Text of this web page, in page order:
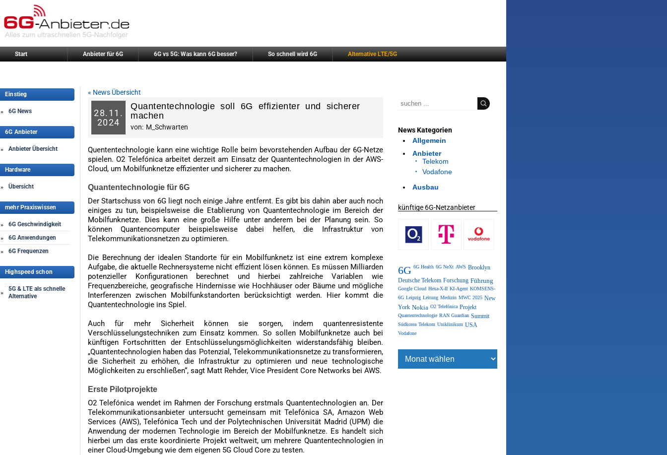
Start Anbieter für 6G 6G vs 5G: Was kann 6G besser? So schnell wird 6G Alternative LTE/5G
Einstieg
» 6G News
6G Anbieter
» Anbieter Übersicht
Hardware
» Übersicht
mehr Praxiswissen
»
6G Geschwindigkeit
»
6G Anwendungen
»
6G Frequenzen
Highspeed schon
heute
»
5G & LTE als schnelle
Alternative
« News Übersicht
28. 11.
2024
Quantentechnologie soll 6G effizienter und sicherer
machen
von: M_Schwarten
Quententechnologie kann eine wichtige Rolle beim bevorstehenden Aufbau der 6G-Netze
spielen. O2 Telefónica arbeitet derzeit am Einsatz der Quantentechnologien in der AWS-
Cloud, um Mobilfunknetze effizienter und sicherer zu machen.
Quantentechnologie für 6G
Der Startschuss von 6G liegt noch einige Jahre entfernt. Es gibt bis dahin aber auch noch
einiges zu tun, beispielsweise die Etablierung von Quantentechnologie im Bereich der
Mobilfunknetze. Dies kann eine große Hilfe unter anderem bei der Planung sein. So
können Quantencomputer beispielsweise dabei helfen, die Infrastruktur von
Telekommunikationsnetzen zu optimieren.
Die Berechnung der idealen Standorte für ein Mobilfunknetz ist eine extrem komplexe
Aufgabe, die aktuelle Rechnersysteme nicht effizient lösen können. Es müssen Milliarden
potenzieller Konfigurationen berechnet und hierbei zahlreiche Variablen wie
Frequenzbereiche, geografische Hindernisse wie Hochhäuser oder Bäume und mögliche
Interferenzen zwischen Mobilfunkstandorten berücksichtigt werden. Hier kommt die
Quantentechnologie ins Spiel.
Auch für mehr Sicherheit können sie sorgen, indem quantenresistente
Verschlüsselungstechniken zum Einsatz kommen. So sollen Mobilfunknetze auch bei
künftigen Fortschritten der Entschlüsselungsmöglichkeiten widerstandsfähig bleiben.
„Quantentechnologien haben das Potenzial, Telekommunikationsnetze zu transformieren,
die Sicherheit zu erhöhen, die Infrastruktur zu optimieren und neue technologische
Möglichkeiten zu erschließen“, sagt Matt Rehder, Vice President Core Networks bei AWS.
Erste Pilotprojekte
O2 Telefónica wendet im Rahmen der Forschung erstmals Quantentechnologien an. Der
Telekommunikationsanbieter untersucht gemeinsam mit Telefónica SA, Amazon Web
Services (AWS), Telefónica Tech und der Polytechnischen Universität Madrid (UPM) die
Anwendung der modernen Technologie im Bereich der Mobilfunknetze. Es handelt sich
hierbei um das erste koordinierte Projekt weltweit, um mehrere Quantentechnologien in
einer Cloud-Umgebung wie dem eigenen 5G Cloud Core zu testen.
News Kategorien
Allgemein
Anbieter
Telekom
Vodafone
Ausbau
künftige 6G-Netzanbieter
6G 6G Health 6G NeXt AWS Brooklyn
Deutsche Telekom Forschung Führung
Google Cloud Hexa-X-II KI-Agent KOMSENS-
6G Leipzig Leitung Medizin MWC 2025 New
York Nokia O2 Telefónica Projekt
Quantentechnologie RAN Guardian Summit
Südkorea Telekom Uniklinikum USA
Vodafone